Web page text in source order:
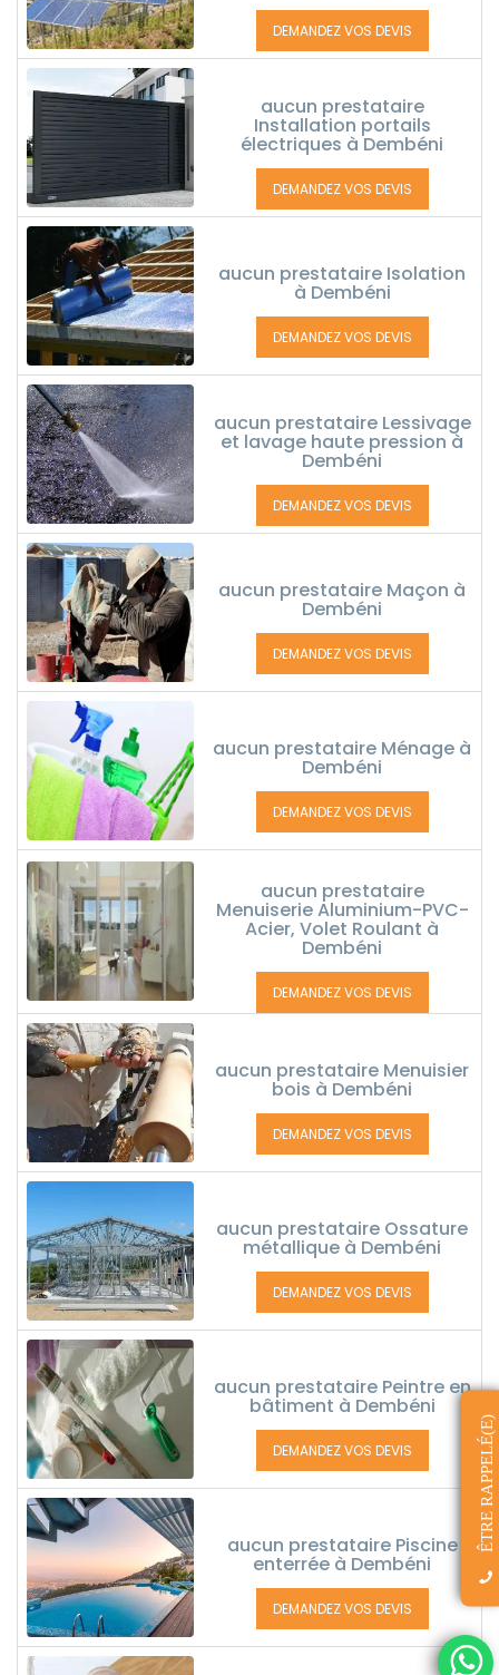
DEMANDEZ VOS DEVIS
aucun prestataire
Installation portails
électriques à Dembéni
DEMANDEZ VOS DEVIS
aucun prestataire Isolation
à Dembéni
DEMANDEZ VOS DEVIS
aucun prestataire Lessivage
et lavage haute pression à
Dembéni
DEMANDEZ VOS DEVIS
aucun prestataire Maçon à
Dembéni
DEMANDEZ VOS DEVIS
aucun prestataire Ménage à
Dembéni
DEMANDEZ VOS DEVIS
aucun prestataire
Menuiserie Aluminium-PVC-
Acier, Volet Roulant à
Dembéni
DEMANDEZ VOS DEVIS
aucun prestataire Menuisier
bois à Dembéni
DEMANDEZ VOS DEVIS
aucun prestataire Ossature
métallique à Dembéni
DEMANDEZ VOS DEVIS
aucun prestataire Peintre en
bâtiment à Dembéni
DEMANDEZ VOS DEVIS
aucun prestataire Piscine
enterrée à Dembéni
DEMANDEZ VOS DEVIS
ÊTRE RAPPELÉ(E)